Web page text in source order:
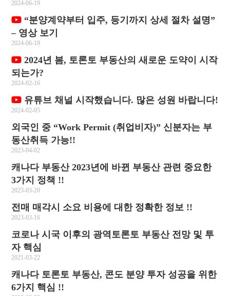
2024-06-19
“분양계약부터 입주, 등기까지 상세 절차 설명”
– 영상 보기
2024-06-19
2024년 봄, 토론토 부동산의 새로운 도약이 시작
되는가?
2024-02-16
유튜브 채널 시작했습니다. 많은 성원 바랍니다!
2024-02-05
외국인 중 “Work Permit (취업비자)” 신분자는 부
동산취득 가능!!
2023-04-02
캐나다 부동산 2023년에 바뀐 부동산 관련 중요한
3가지 정책 !!
2023-03-20
전매 매각시 소요 비용에 대한 정확한 정보 !!
2023-03-16
코로나 시국 이후의 광역토론토 부동산 전망 및 투
자 핵심
2021-03-22
캐나다 토론토 부동산, 콘도 분양 투자 성공을 위한
6가지 핵심 !!